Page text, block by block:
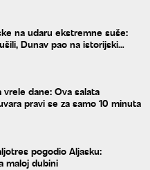
na udaru ekstremne suše:
Dunav pao na istorijski
vrele dane: Ova salata
pravi se za samo 10 minuta
pogodio Aljasku:
maloj dubini